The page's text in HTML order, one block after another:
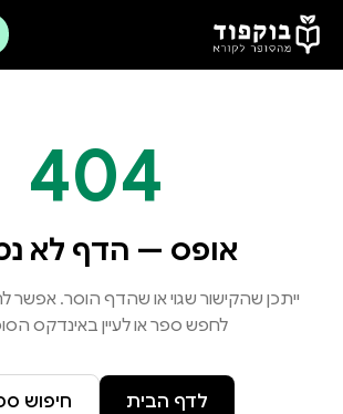
דלג לתוכן הראשי
404
אופס — הדף לא
ייתכן שהקישור שגוי או שהדף הוסר. אפשר
לחפש ספר או לעיין באינדקס
לדף הבית חיפוש